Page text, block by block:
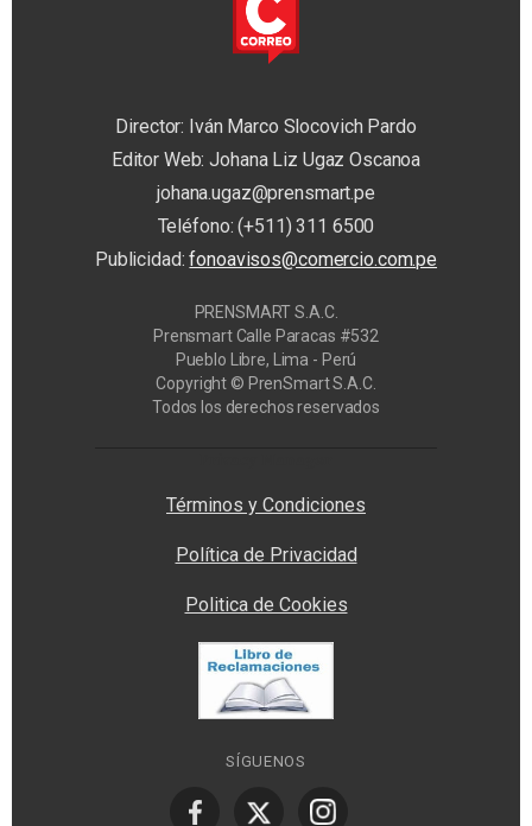
Director: Iván Marco Slocovich Pardo
Editor Web: Johana Liz Ugaz Oscanoa
johana.ugaz@prensmart.pe
Teléfono: (+511) 311 6500
Publicidad:fonoavisos@comercio.com.pe
PRENSMART S.A.C.
Prensmart Calle Paracas #532
Pueblo Libre, Lima - Perú
Copyright © PrenSmart S.A.C.
Todos los derechos reservados
Términos y Condiciones
Política de Privacidad
Politica de Cookies
SÍGUENOS